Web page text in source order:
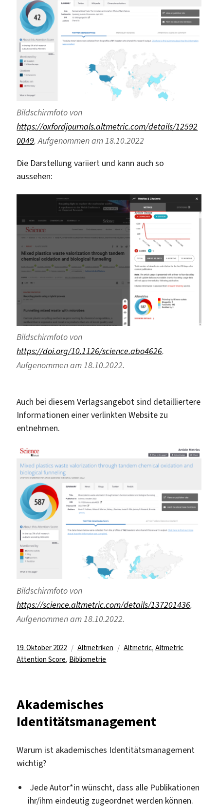
Bildschirmfoto von
https://oxfordjournals.altmetric.com/details/12592
0049. Aufgenommen am 18.10.2022
Die Darstellung variiert und kann auch so
aussehen:
Bildschirmfoto von
https://doi.org/10.1126/science.abo4626.
Aufgenommen am 18.10.2022.
Auch bei diesem Verlagsangebot sind detailliertere
Informationen einer verlinkten Website zu
entnehmen.
Bildschirmfoto von
https://science.altmetric.com/details/137201436.
Aufgenommen am 18.10.2022.
Veröffentlicht
am
19. Oktober 2022 Kategorien
Altmetriken Schlagwörter
Altmetric, Altmetric
Attention Score, Bibliometrie
Akademisches
Identitätsmanagement
Warum ist akademisches Identitätsmanagement
wichtig?
Jede Autor*in wünscht, dass alle Publikationen
ihr/ihm eindeutig zugeordnet werden können.